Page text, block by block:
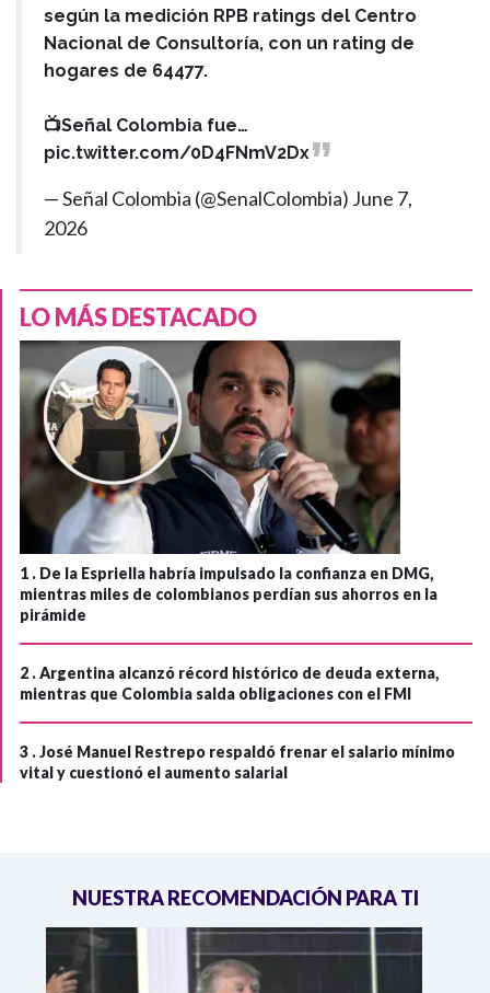
según la medición RPB ratings del Centro
Nacional de Consultoría, con un rating de
hogares de 64477.
📺Señal Colombia fue…
pic.twitter.com/0D4FNmV2Dx
— Señal Colombia (@SenalColombia) June 7,
2026
LO MÁS DESTACADO
1 . De la Espriella habría impulsado la confianza en DMG,
mientras miles de colombianos perdían sus ahorros en la
pirámide
2 .Argentina alcanzó récord histórico de deuda externa,
mientras que Colombia salda obligaciones con el FMI
3 .José Manuel Restrepo respaldó frenar el salario mínimo
vital y cuestionó el aumento salarial
NUESTRA RECOMENDACIÓN PARA TI